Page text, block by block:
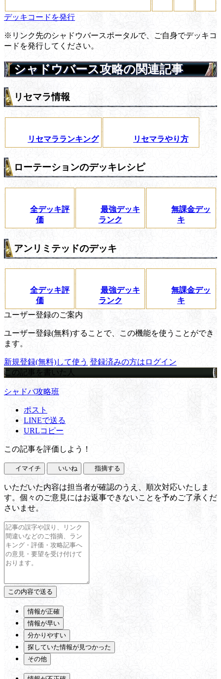
デッキコードを発行
※リンク先のシャドウバースポータルで、ご自身でデッキコ
ードを発行してください。
シャドウバース攻略の関連記事
リセマラ情報
リセマラランキング リセマラやり方
ローテーションのデッキレシピ
全デッキ評
価
最強デッキ
ランク
無課金デッ
キ
アンリミテッドのデッキ
全デッキ評
価
最強デッキ
ランク
無課金デッ
キ
ユーザー登録のご案内
ユーザー登録(無料)することで、この機能を使うことができ
ます。
新規登録(無料)して使う 登録済みの方はログイン
この記事を書いた人
シャドバ攻略班
ポスト
LINEで送る
URLコピー
この記事を評価しよう！
イマイチ いいね 指摘する
いただいた内容は担当者が確認のうえ、順次対応いたしま
す。個々のご意見にはお返事できないことを予めご了承くだ
さいませ。
情報が正確
情報が早い
分かりやすい
探していた情報が見つかった
その他